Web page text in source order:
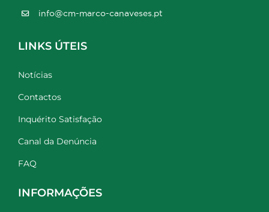
info@cm-marco-canaveses.pt
LINKS ÚTEIS
Notícias
Contactos
Inquérito Satisfação
Canal da Denúncia
FAQ
INFORMAÇÕES